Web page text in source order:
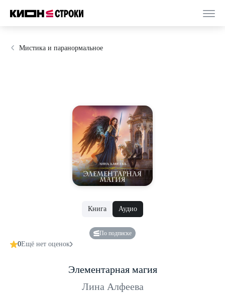
Мистика и паранормальное
Книга Аудио
По подписке
0Ещё нет оценок
Элементарная магия
Лина Алфеева